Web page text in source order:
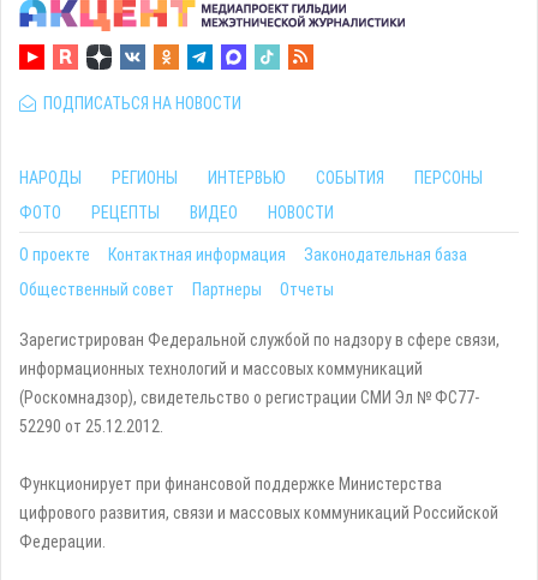
ПОДПИСАТЬСЯ НА НОВОСТИ
НАРОДЫ РЕГИОНЫ ИНТЕРВЬЮ СОБЫТИЯ
ПЕРСОНЫ
ФОТО
РЕЦЕПТЫ ВИДЕО НОВОСТИ
О проекте Контактная информация
Законодательная база
Общественный совет
Партнеры Отчеты
Зарегистрирован Федеральной службой по надзору в сфере связи,
информационных технологий и массовых коммуникаций
(Роскомнадзор), свидетельство о регистрации СМИ Эл № ФС77-
52290 от 25.12.2012.
Функционирует при финансовой поддержке Министерства
цифрового развития, связи и массовых коммуникаций Российской
Федерации.